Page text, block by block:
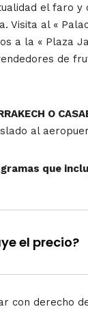
el faro y
Visita al «
a la « Plaza
de
O
al
que
el precio?
con derecho